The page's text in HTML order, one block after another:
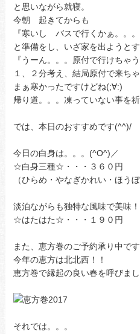
と思いながら就寝。
今朝 起きてからも
『寒いし バスで行くかぁ。。。
と準備をし、いざ家を出ようと
『うーん。。。原付で行けちゃう
１、２分考え、結局原付で来ち
まぁ寒かったですけどね(;∀:)
帰り道。。。凍っていない事を
では、本日のおすすめです(^^)/
今日の白身は。。。(^O^)／
☆白身三種☆・・・３６０円
（ひらめ・やなぎかれい・ほうぼ
淡泊ながらも独特な風味で美味！
☆はたはた☆・・・１９０円
また、恵方巻のご予約承り中です
今年の恵方は北北西！！
恵方巻で縁起の良い春を呼びま
それでは。。。